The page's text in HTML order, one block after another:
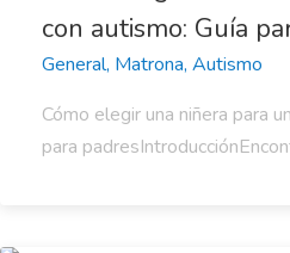
con autismo: Guía
General, Matrona, Autismo
Cómo elegir una niñera para
para